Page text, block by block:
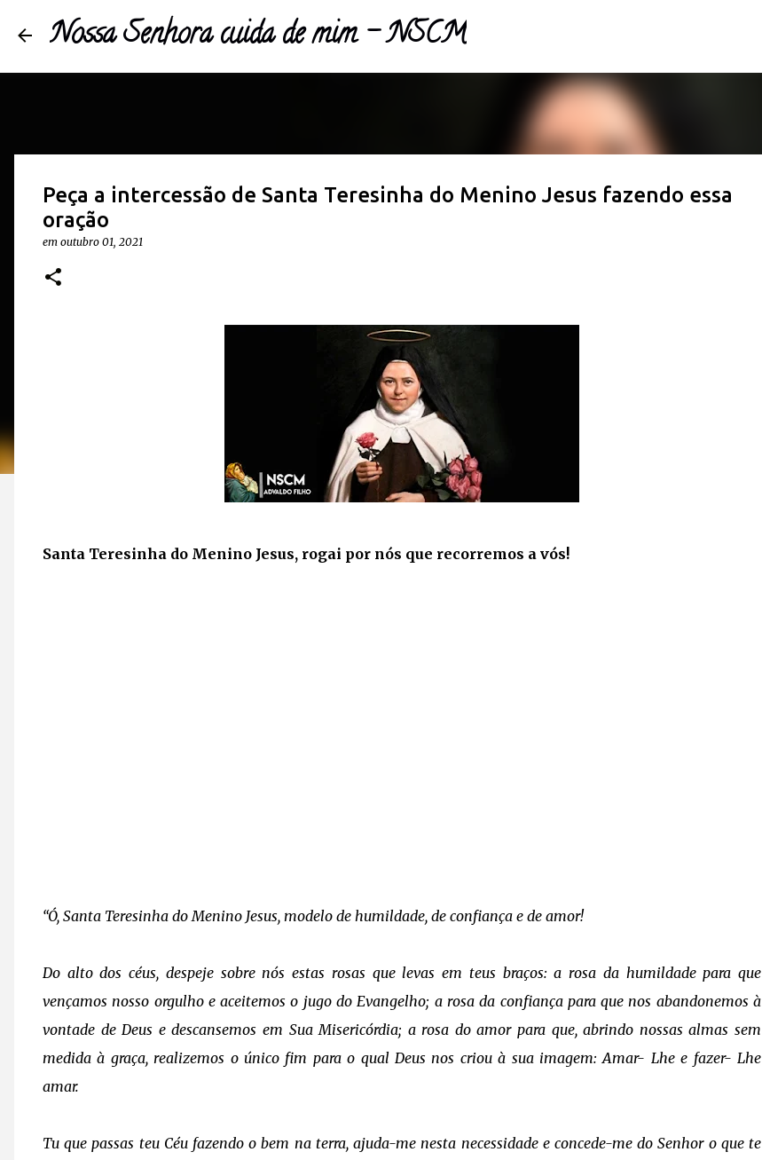
Nossa Senhora cuida de mim - NSCM
Peça a intercessão de Santa Teresinha do Menino Jesus fazendo essa
oração
em outubro 01, 2021
Santa Teresinha do Menino Jesus, rogai por nós que recorremos a vós!
“Ó, Santa Teresinha do Menino Jesus, modelo de humildade, de confiança e de amor!
Do alto dos céus, despeje sobre nós estas rosas que levas em teus braços: a rosa da humildade para que
vençamos nosso orgulho e aceitemos o jugo do Evangelho; a rosa da confiança para que nos abandonemos à
vontade de Deus e descansemos em Sua Misericórdia; a rosa do amor para que, abrindo nossas almas sem
medida à graça, realizemos o único fim para o qual Deus nos criou à sua imagem: Amar- Lhe e fazer- Lhe
amar.
Tu que passas teu Céu fazendo o bem na terra, ajuda-me nesta necessidade e concede-me do Senhor o que te